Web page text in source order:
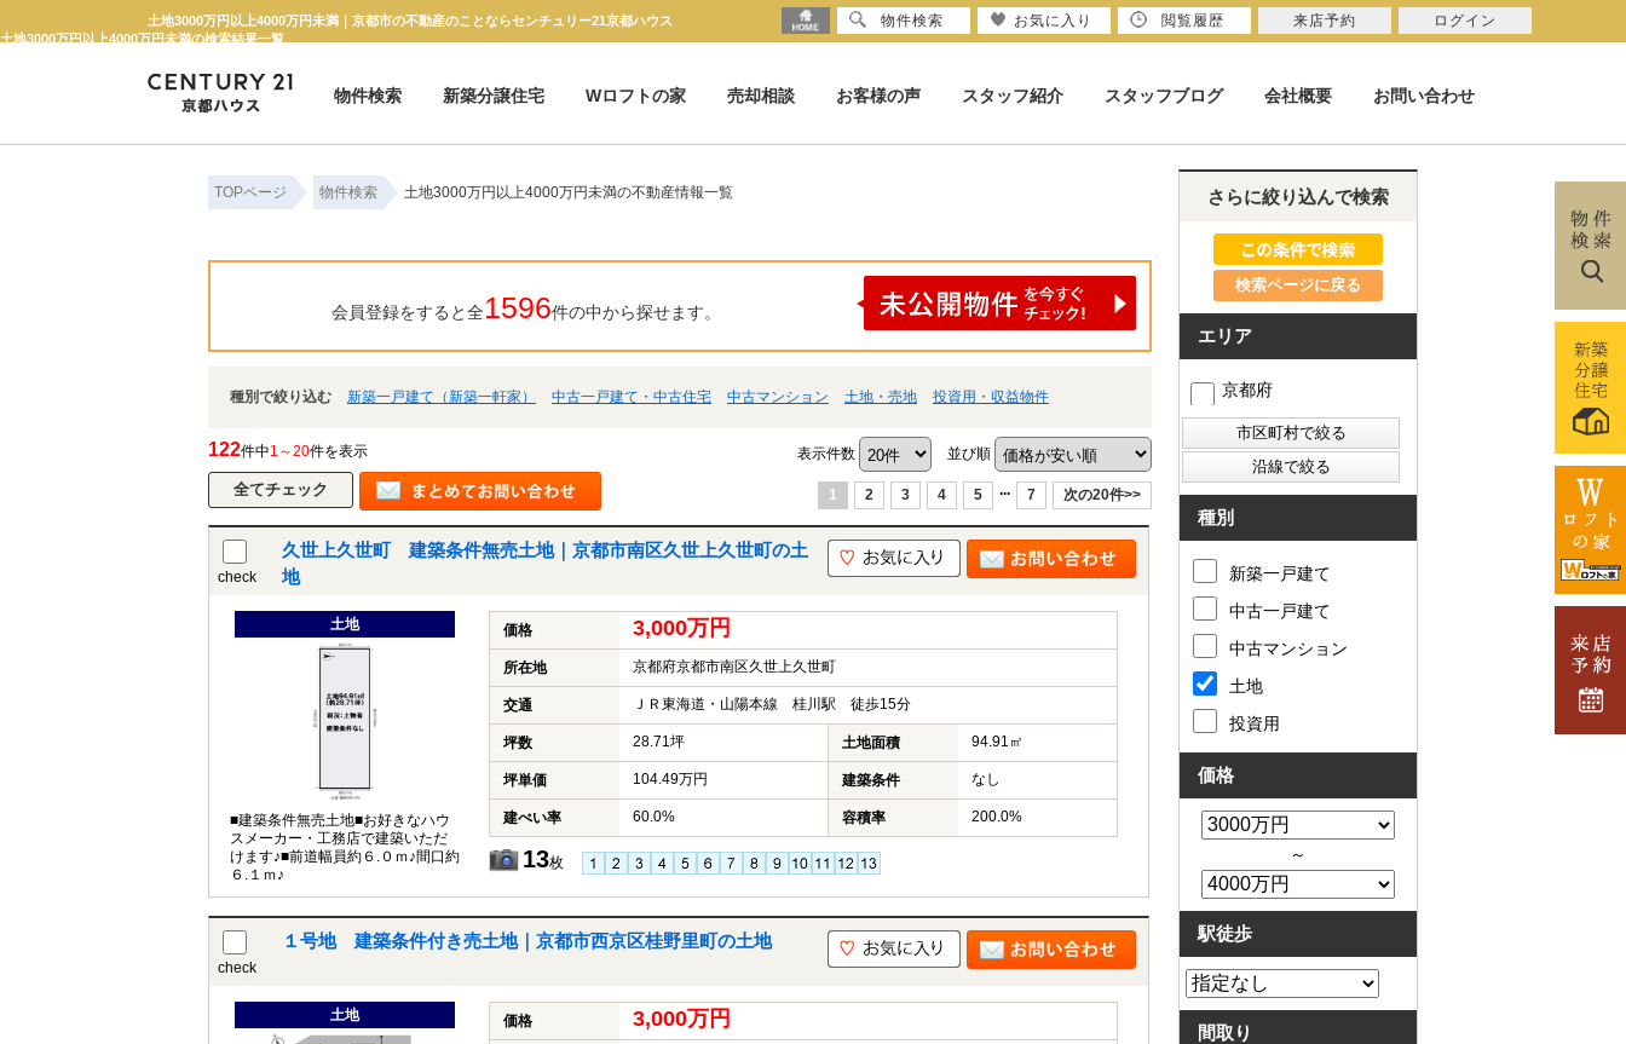
土地3000万円以上4000万円未満｜京都市の不動産のことならセンチュリー21京都ハウス
物件検索
新築分譲住宅 Wロフトの家 売却相談 お客様の声 スタッフ紹介 スタッフブログ 会社概要 お問い合わせ
TOPページ 物件検索 土地3000万円以上4000万円未満の不動産情報一覧
土地3000万円以上4000万円未満の検索結果一覧
会員登録をすると全1596件の中から探せます。
種別で絞り込む 新築一戸建て（新築一軒家） 中古一戸建て・中古住宅 中古マンション 土地・売地 投資用・収益物件
122件中1～20件を表示 表示件数 並び順
1 2 3 4 5 ... 7 次の20件>>
check
久世上久世町 建築条件無売土地｜京都市南区久世上久世町の土
地
土地
■建築条件無売土地■お好きなハウ
スメーカー・工務店で建築いただ
けます♪■前道幅員約６.０ｍ♪間口約
６.１ｍ♪
価格 3,000万円
所在地 京都府京都市南区久世上久世町
交通 ＪＲ東海道・山陽本線 桂川駅 徒歩15分
坪数 28.71坪 土地面積 94.91㎡
坪単価 104.49万円 建築条件 なし
建ぺい率 60.0% 容積率 200.0%
13枚
check
１号地 建築条件付き売土地｜京都市西京区桂野里町の土地
土地 価格 3,000万円
さらに絞り込んで検索
検索ページに戻る
エリア
京都府
種別
新築一戸建て
中古一戸建て
中古マンション
土地
投資用
価格
～
駅徒歩
間取り
物件検索 お気に入り 閲覧履歴 来店予約 ログイン